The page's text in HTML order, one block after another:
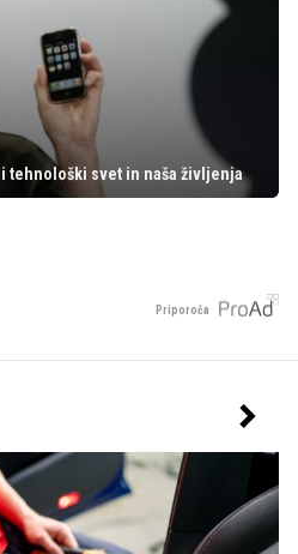
tehnološki svet in naša življenja
Priporoča